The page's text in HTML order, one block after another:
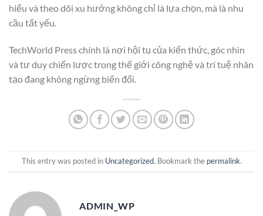
hiểu và theo dõi xu hướng không chỉ là lựa chọn, mà là nhu
cầu tất yếu.
TechWorld Press chính là nơi hội tụ của kiến thức, góc nhìn
và tư duy chiến lược trong thế giới công nghệ và trí tuệ nhân
tạo đang không ngừng biến đổi.
This entry was posted in Uncategorized. Bookmark the permalink.
ADMIN_WP